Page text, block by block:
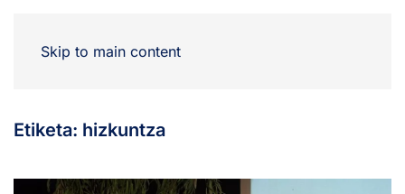
Skip to main content
Etiketa: hizkuntza